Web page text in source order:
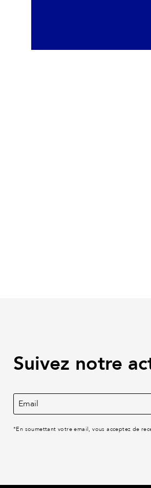
Suivez notre
*En soumettant votre email, vous acceptez de